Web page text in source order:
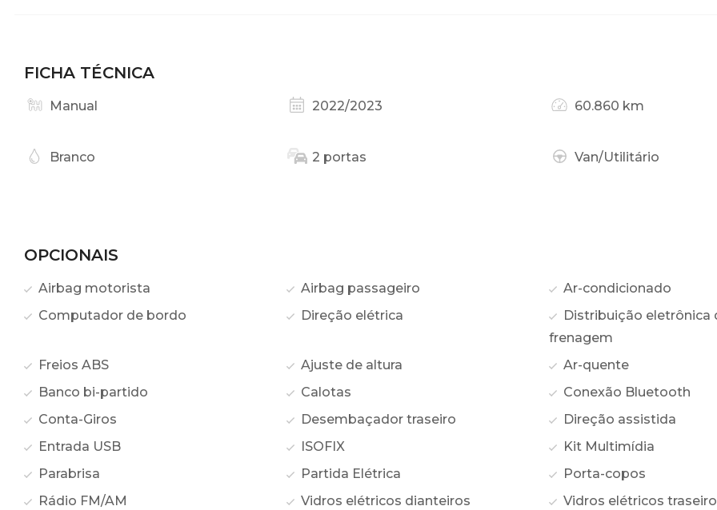
FICHA TÉCNICA
Manual 2022/2023 60.860 km
Branco 2 portas Van/Utilitário
OPCIONAIS
Airbag motorista Airbag passageiro
Ar-condicionado
Computador de bordo
Direção elétrica
Distribuição eletrônica
frenagem
Freios ABS
Ajuste de altura
Ar-quente
Banco bi-partido
Calotas
Conexão Bluetooth
Conta-Giros
Desembaçador traseiro
Direção assistida
Entrada USB
ISOFIX
Kit Multimídia
Parabrisa
Partida Elétrica
Porta-copos
Rádio FM/AM
Vidros elétricos dianteiros
Vidros elétricos